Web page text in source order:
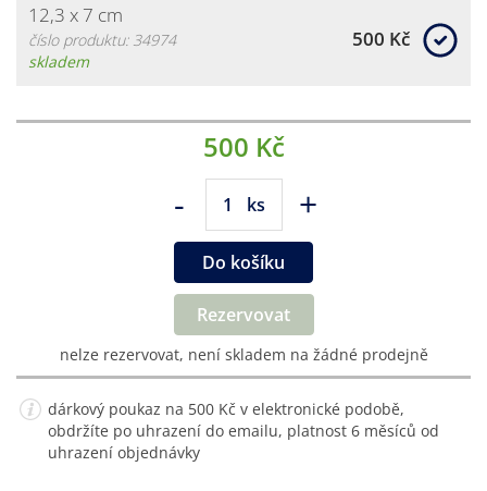
12,3 x 7 cm
číslo produktu: 34974
skladem
500 Kč
500 Kč
- ks +
Do košíku
Rezervovat
nelze rezervovat, není skladem na žádné prodejně
dárkový poukaz na 500 Kč v elektronické podobě,
obdržíte po uhrazení do emailu, platnost 6 měsíců od
uhrazení objednávky